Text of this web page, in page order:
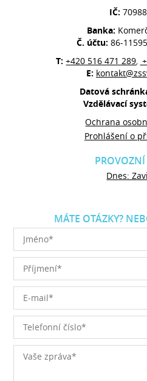
IČ:
Banka:
Č. účtu:86-
T:+420 516 471 289,
E:
Datová
Vzdělávací
Ochrana
Prohlášení o
Dnes:
MÁTE OTÁZKY?